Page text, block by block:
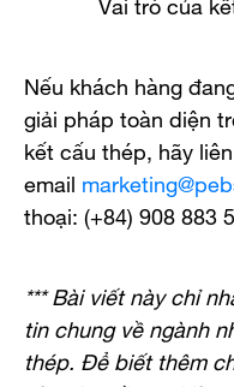
Nếu khách hàng
giải pháp toàn diện
kết cấu thép, hãy
email
thoại: (+84) 908 883
*** Bài viết này chỉ
tin chung về ngành
thép. Để biết thêm